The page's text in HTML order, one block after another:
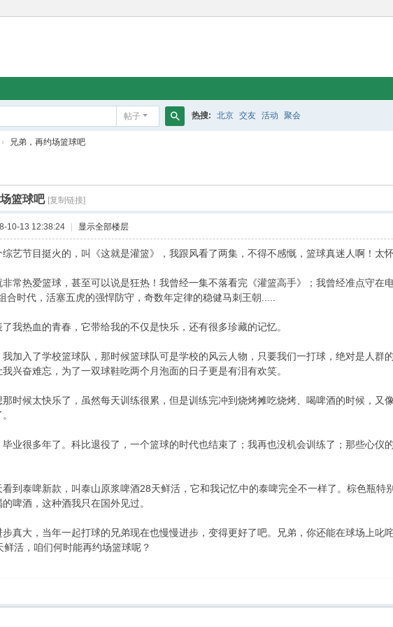
帖子 热搜: 北京 交友 活动 聚会
› 兄弟，再约场篮球吧
篮球吧 [复制链接]
10-13 12:38:24 显示全部楼层
节目挺火的，叫《这就是灌篮》，我跟风看了两集，不得不感慨，篮球真迷人啊！太怀
热爱篮球，甚至可以说是狂热！我曾经一集不落看完《灌篮高手》；我曾经准点守在
合时代，活塞五虎的强悍防守，奇数年定律的稳健马刺王朝.....
热血的青春，它带给我的不仅是快乐，还有很多珍藏的记忆。
入了学校篮球队，那时候篮球队可是学校的风云人物，只要我们一打球，绝对是人群
兴奋难忘，为了一双球鞋吃两个月泡面的日子更是有泪有欢笑。
候太快乐了，虽然每天训练很累，但是训练完冲到烧烤摊吃烧烤、喝啤酒的时候，又
很多年了。科比退役了，一个篮球的时代也结束了；我再也没机会训练了；那些心仪
泰啤新款，叫泰山原浆啤酒28天鲜活，它和我记忆中的泰啤完全不一样了。棕色瓶特
啤酒，这种酒我只在国外见过。
大，当年一起打球的兄弟现在也慢慢进步，变得更好了吧。兄弟，你还能在球场上叱
鲜活，咱们何时能再约场篮球呢？